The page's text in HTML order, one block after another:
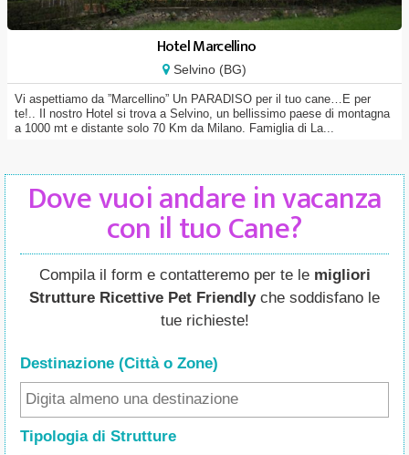
Hotel Marcellino
Selvino (BG)
Vi aspettiamo da ”Marcellino” Un PARADISO per il tuo cane…E per
te!.. Il nostro Hotel si trova a Selvino, un bellissimo paese di montagna
a 1000 mt e distante solo 70 Km da Milano. Famiglia di La...
Dove vuoi andare in vacanza
con il tuo Cane?
Compila il form e contatteremo per te le migliori
Strutture Ricettive Pet Friendlyche soddisfano le
tue richieste!
Destinazione (Città o Zone)
Tipologia di Strutture